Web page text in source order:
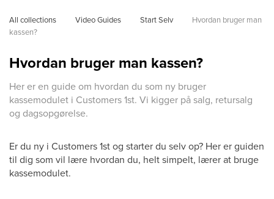
All collections Video Guides Start Selv
Hvordan bruger man
kassen?
Hvordan bruger man kassen?
Her er en guide om hvordan du som ny bruger
kassemodulet i Customers 1st. Vi kigger på salg, retursalg
og dagsopgørelse.
Er du ny i Customers 1st og starter du selv op? Her er guiden
til dig som vil lære hvordan du, helt simpelt, lærer at bruge
kassemodulet.